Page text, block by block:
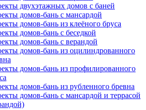
двухэтажных домов с баней
домов-бань с мансардой
домов-бань из клеёного бруса
домов-бань с беседкой
домов-бань с верандой
домов-бань из оцилиндрованного
домов-бань из профилированного
домов-бань из рубленного бревна
домов-бань с мансардой и террасой